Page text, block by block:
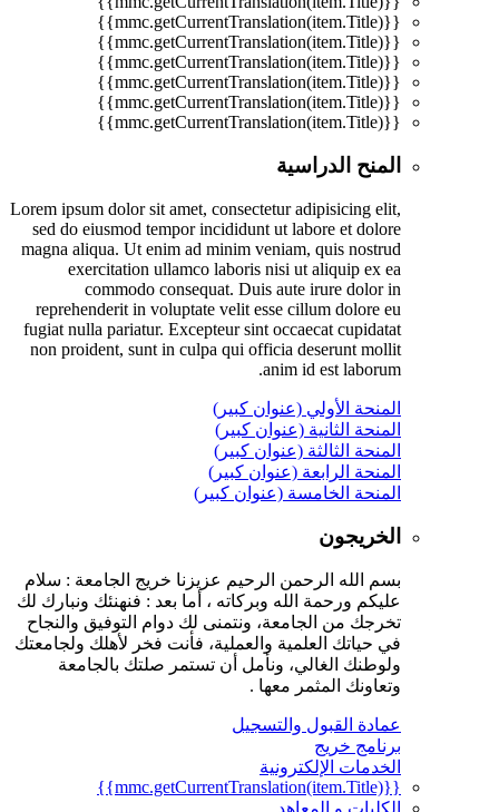
{{mmc.getCurrentTranslation(item.Title)}}
{{mmc.getCurrentTranslation(item.Title)}}
{{mmc.getCurrentTranslation(item.Title)}}
{{mmc.getCurrentTranslation(item.Title)}}
{{mmc.getCurrentTranslation(item.Title)}}
{{mmc.getCurrentTranslation(item.Title)}}
المنح الدراسية
Lorem ipsum dolor sit amet, consectetur adipisicing elit,
sed do eiusmod tempor incididunt ut labore et dolore
magna aliqua. Ut enim ad minim veniam, quis nostrud
exercitation ullamco laboris nisi ut aliquip ex ea
commodo consequat. Duis aute irure dolor in
reprehenderit in voluptate velit esse cillum dolore eu
fugiat nulla pariatur. Excepteur sint occaecat cupidatat
non proident, sunt in culpa qui officia deserunt mollit
anim id est laborum.
المنحة الأولي (عنوان كبير)
المنحة الثانية (عنوان كبير)
المنحة الثالثة (عنوان كبير)
المنحة الرابعة (عنوان كبير)
المنحة الخامسة (عنوان كبير)
الخريجون
بسم الله الرحمن الرحيم عزيزنا خريج الجامعة : سلام
عليكم ورحمة الله وبركاته ، أما بعد : فنهنئك ونبارك لك
تخرجك من الجامعة، ونتمنى لك دوام التوفيق والنجاح
في حياتك العلمية والعملية، فأنت فخر لأهلك ولجامعتك
ولوطنك الغالي، ونأمل أن تستمر صلتك بالجامعة
وتعاونك المثمر معها .
عمادة القبول والتسجيل
برنامج خريج
الخدمات الإلكترونية
{{mmc.getCurrentTranslation(item.Title)}}